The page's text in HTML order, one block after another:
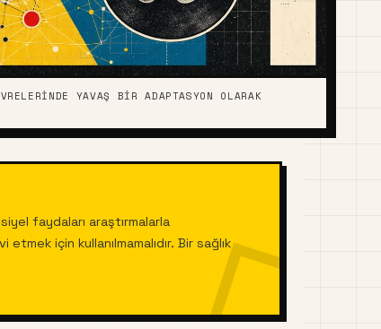
YAVAŞ BIR ADAPTASYON OLARAK
faydaları araştırmalarla
için kullanılmamalıdır. Bir sağlık